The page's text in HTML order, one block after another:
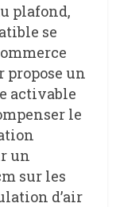
plafond,
se
propose un
activable
le
un
sur les
d’air